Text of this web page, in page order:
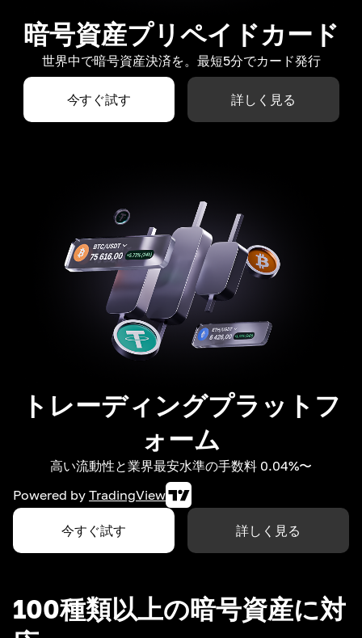
暗号資産プリペイドカード
世界中で暗号資産決済を。最短5分でカード発行
今すぐ試す 詳しく見る
トレーディングプラットフ
ォーム
高い流動性と業界最安水準の手数料 0.04%〜
Powered by TradingView
今すぐ試す 詳しく見る
100種類以上の暗号資産に対